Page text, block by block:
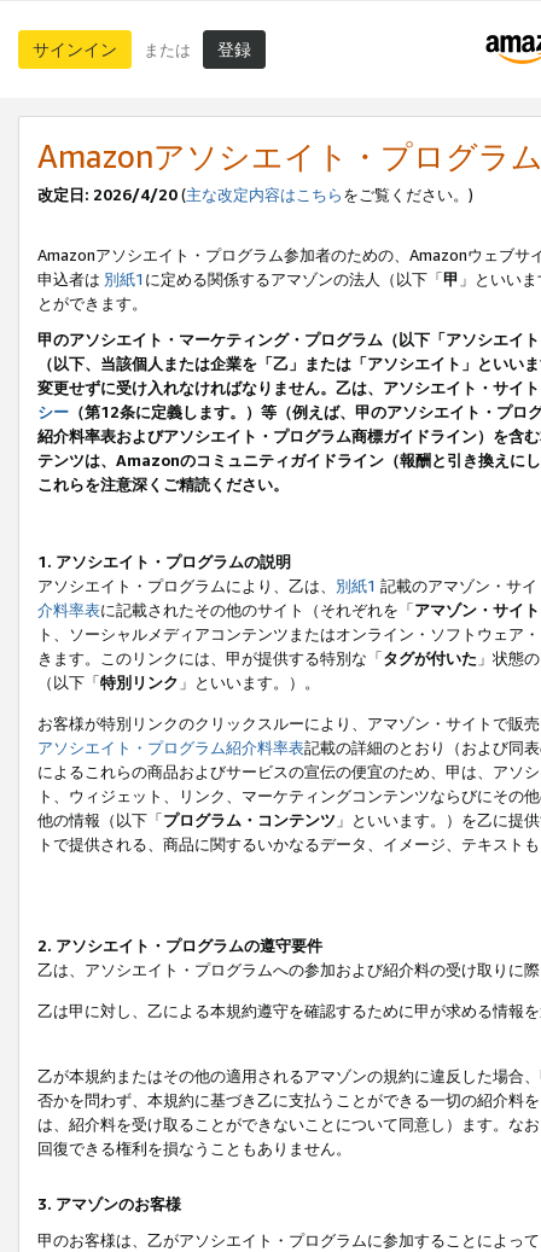
サインイン または 登録
Amazonアソシエイト・プログラ
改定日: 2026/4/20(主な改定内容はこちらをご覧ください。)
Amazonアソシエイト・プログラム参加者のための、Amazonウェブサ
申込者は 別紙1 に定める関係するアマゾンの法人（以下「甲 」といい
とができます。
甲のアソシエイト・マーケティング・プログラム（以下「アソシエイ
（以下、当該個人または企業を「乙」または「アソシエイト」とい
変更せずに受け入れなければなりません。乙は、アソシエイト・サイ
シー （第12条に定義します。）等（例えば、甲のアソシエイト・プ
紹介料率表およびアソシエイト・プログラム商標ガイドライン）を
テンツは、Amazonのコミュニティガイドライン（報酬と引き換えに
これらを注意深くご精読ください。
1. アソシエイト・プログラムの説明
アソシエイト・プログラムにより、乙は、 別紙1 記載のアマゾン・サ
介料率表に記載されたその他のサイト（それぞれを「アマゾン・サイト
ト、ソーシャルメディアコンテンツまたはオンライン・ソフトウェア
きます。このリンクには、甲が提供する特別な「タグが付いた 」状態
（以下「特別リンク 」といいます。）。
お客様が特別リンクのクリックスルーにより、アマゾン・サイトで販
アソシエイト・プログラム紹介料率表記載の詳細のとおり（および同
によるこれらの商品およびサービスの宣伝の便宜のため、甲は、アソ
ト、ウィジェット、リンク、マーケティングコンテンツならびにその
他の情報（以下「プログラム・コンテンツ 」といいます。）を乙に提
トで提供される、商品に関するいかなるデータ、イメージ、テキス
2. アソシエイト・プログラムの遵守要件
乙は、アソシエイト・プログラムへの参加および紹介料の受け取りに
乙は甲に対し、乙による本規約遵守を確認するために甲が求める情報
乙が本規約またはその他の適用されるアマゾンの規約に違反した場合
否かを問わず、本規約に基づき乙に支払うことができる一切の紹介料
は、紹介料を受け取ることができないことについて同意し）ます。な
回復できる権利を損なうこともありません。
3. アマゾンのお客様
甲のお客様は、乙がアソシエイト・プログラムに参加することによっ